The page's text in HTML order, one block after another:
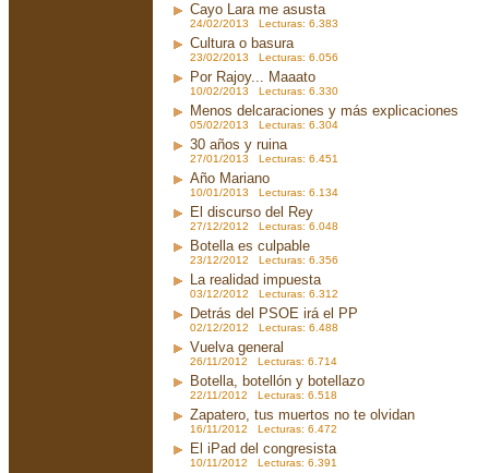
Cayo Lara me asusta
24/02/2013 Lecturas: 6.383
Cultura o basura
23/02/2013 Lecturas: 6.056
Por Rajoy... Maaato
10/02/2013 Lecturas: 6.330
Menos delcaraciones y más explicaciones
05/02/2013 Lecturas: 6.304
30 años y ruina
27/01/2013 Lecturas: 6.451
Año Mariano
10/01/2013 Lecturas: 6.134
El discurso del Rey
27/12/2012 Lecturas: 6.048
Botella es culpable
23/12/2012 Lecturas: 6.356
La realidad impuesta
03/12/2012 Lecturas: 6.312
Detrás del PSOE irá el PP
02/12/2012 Lecturas: 6.488
Vuelva general
26/11/2012 Lecturas: 6.714
Botella, botellón y botellazo
22/11/2012 Lecturas: 6.518
Zapatero, tus muertos no te olvidan
16/11/2012 Lecturas: 6.472
El iPad del congresista
10/11/2012 Lecturas: 6.391